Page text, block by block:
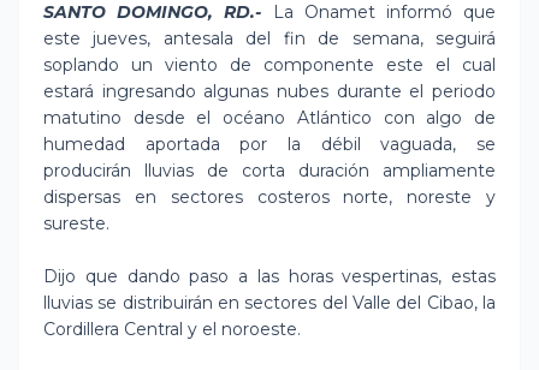
SANTO DOMINGO, RD.- La Onamet informó que
este jueves, antesala del fin de semana, seguirá
soplando un viento de componente este el cual
estará ingresando algunas nubes durante el periodo
matutino desde el océano Atlántico con algo de
humedad aportada por la débil vaguada, se
producirán lluvias de corta duración ampliamente
dispersas en sectores costeros norte, noreste y
sureste.
Dijo que dando paso a las horas vespertinas, estas
lluvias se distribuirán en sectores del Valle del Cibao, la
Cordillera Central y el noroeste.